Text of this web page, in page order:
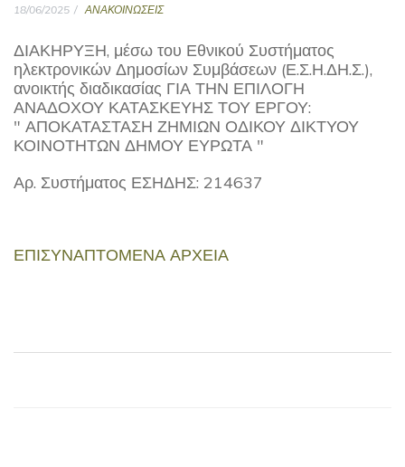
18/06/2025 ΑΝΑΚΟΙΝΩΣΕΙΣ
ΔΙΑΚΗΡΥΞΗ, μέσω του Εθνικού Συστήματος
ηλεκτρονικών Δημοσίων Συμβάσεων (Ε.Σ.Η.ΔΗ.Σ.),
ανοικτής διαδικασίας ΓΙΑ ΤΗΝ ΕΠΙΛΟΓΗ
ΑΝΑΔΟΧΟΥ ΚΑΤΑΣΚΕΥΗΣ ΤΟΥ ΕΡΓΟΥ:
" ΑΠΟΚΑΤΑΣΤΑΣΗ ΖΗΜΙΩΝ ΟΔΙΚΟΥ ΔΙΚΤΥΟΥ
ΚΟΙΝΟΤΗΤΩΝ ΔΗΜΟΥ ΕΥΡΩΤΑ "
Αρ. Συστήματος ΕΣΗΔΗΣ: 214637
ΕΠΙΣΥΝΑΠΤΟΜΕΝΑ ΑΡΧΕΙΑ